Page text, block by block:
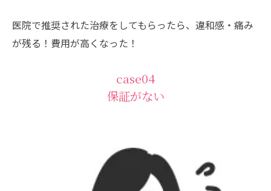
医院で推奨された治療をしてもらったら、違和感・痛み
が残る！費用が高くなった！
case04
保証がない